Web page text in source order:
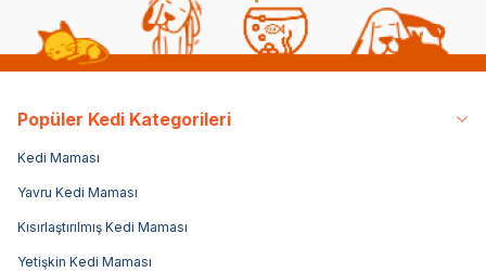
Popüler Kedi Kategorileri
Kedi Maması
Yavru Kedi Maması
Kısırlaştırılmış Kedi Maması
Yetişkin Kedi Maması